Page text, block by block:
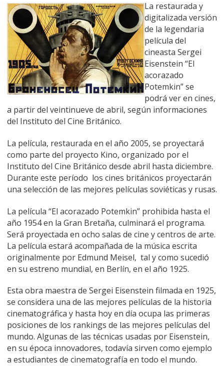
La restaurada y
digitalizada versión
de la legendaria
película del
cineasta Sergei
Eisenstein “El
acorazado
Potemkin” se
podrá ver en cines,
a partir del veintinueve de abril, según informaciones
del Instituto del Cine Británico.
La película, restaurada en el año 2005, se proyectará
como parte del proyecto Kino, organizado por el
Instituto del Cine Británico desde abril hasta diciembre.
Durante este período los cines británicos proyectarán
una selección de las mejores películas soviéticas y rusas.
La película “El acorazado Potemkin” prohibida hasta el
año 1954 en la Gran Bretaña, culminará el programa.
Será proyectada en ocho salas de cine y centros de arte.
La película estará acompañada de la música escrita
originalmente por Edmund Meisel, tal y como sucedió
en su estreno mundial, en Berlín, en el año 1925.
Esta obra maestra de Sergei Eisenstein filmada en 1925,
se considera una de las mejores películas de la historia
cinematográfica y hasta hoy en día ocupa las primeras
posiciones de los rankings de las mejores películas del
mundo. Algunas de las técnicas usadas por Eisenstein,
en su época innovadores, todavía sirven como ejemplo
a estudiantes de cinematografía en todo el mundo.